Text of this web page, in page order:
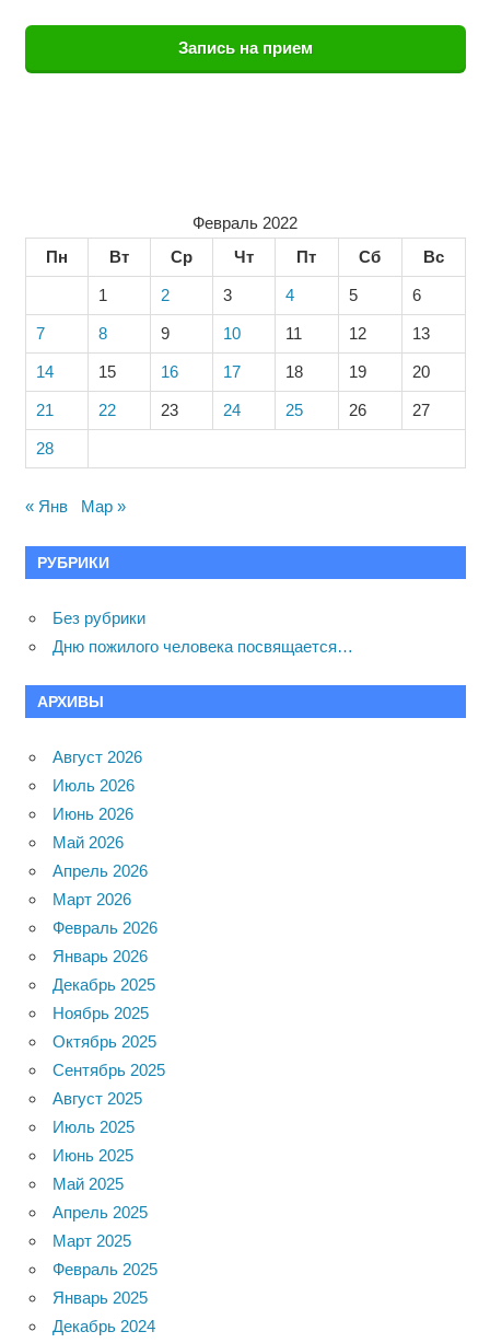
Запись на прием
Февраль 2022
Пн
Вт Ср Чт Пт Сб Вс
1 2 3 4 5 6
7 8 9 10 11 12 13
14 15 16 17 18 19 20
21 22 23 24 25 26 27
28
« Янв Мар »
РУБРИКИ
Без рубрики
Дню пожилого человека посвящается…
АРХИВЫ
Август 2026
Июль 2026
Июнь 2026
Май 2026
Апрель 2026
Март 2026
Февраль 2026
Январь 2026
Декабрь 2025
Ноябрь 2025
Октябрь 2025
Сентябрь 2025
Август 2025
Июль 2025
Июнь 2025
Май 2025
Апрель 2025
Март 2025
Февраль 2025
Январь 2025
Декабрь 2024